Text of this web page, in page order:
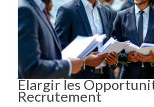
Élargir les
Recrutement